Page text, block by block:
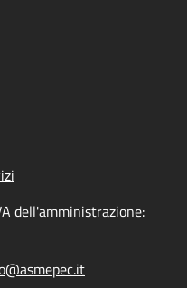
dell'amministrazione: